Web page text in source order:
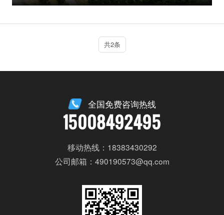
共2条
全国免费咨询热线
15008492495
移动热线：18383430292
公司邮箱：490190573@qq.com